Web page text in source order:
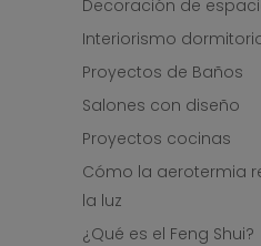
Decoración de
Interiorismo
Proyectos de Baños
Salones con diseño
Proyectos cocinas
Cómo la aerotermia
la luz
¿Qué es el Feng Shui?